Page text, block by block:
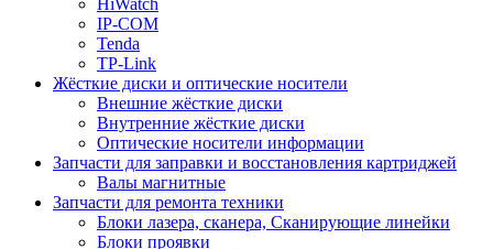
HiWatch
IP-COM
Tenda
TP-Link
Жёсткие диски и оптические носители
Внешние жёсткие диски
Внутренние жёсткие диски
Оптические носители информации
Запчасти для заправки и восстановления картриджей
Валы магнитные
Запчасти для ремонта техники
Блоки лазера, сканера, Сканирующие линейки
Блоки проявки